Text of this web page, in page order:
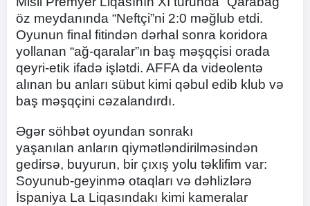
öz meydanında “Neftçi”ni 2:0 məğlub etdi.
Oyunun final fitindən dərhal sonra koridora
yollanan “ağ-qaralar”ın baş məşqçisi orada
qeyri-etik ifadə işlətdi. AFFA da videolentə
alınan bu anları sübut kimi qəbul edib klub və
baş məşqçini cəzalandırdı.
Əgər söhbət oyundan sonrakı
yaşanılan anların qiymətləndirilməsindən
gedirsə, buyurun, bir çıxış yolu təklifim var:
Soyunub-geyinmə otaqları və dəhlizlərə
İspaniya La Liqasındakı kimi kameralar